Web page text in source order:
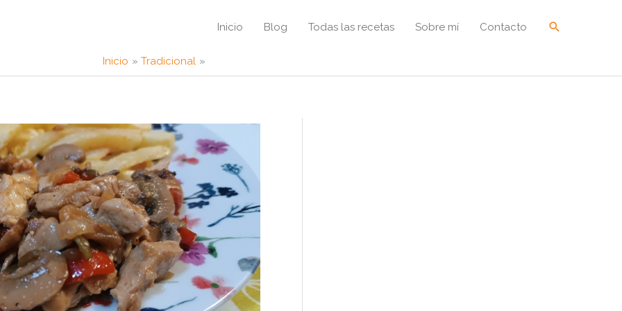
Inicio Blog Todas las recetas Sobre mí Contacto Buscar
Inicio Tradicional